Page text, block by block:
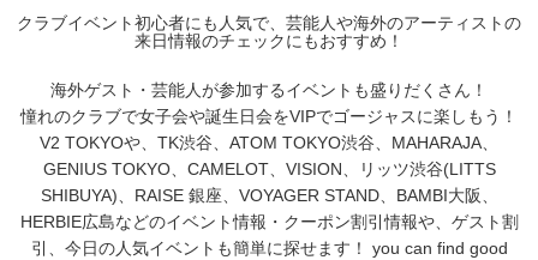
クラブイベント初心者にも人気で、芸能人や海外のアーティストの
来日情報のチェックにもおすすめ！
海外ゲスト・芸能人が参加するイベントも盛りだくさん！
憧れのクラブで女子会や誕生日会をVIPでゴージャスに楽しもう！
V2 TOKYOや、TK渋谷、ATOM TOKYO渋谷、MAHARAJA、
GENIUS TOKYO、CAMELOT、VISION、リッツ渋谷(LITTS
SHIBUYA)、RAISE 銀座、VOYAGER STAND、BAMBI大阪、
HERBIE広島などのイベント情報・クーポン割引情報や、ゲスト割
引、今日の人気イベントも簡単に探せます！ you can find good